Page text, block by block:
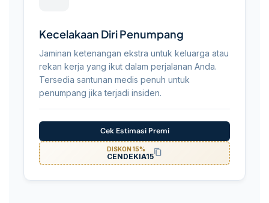
Kecelakaan Diri Penumpang
Jaminan ketenangan ekstra untuk keluarga atau
rekan kerja yang ikut dalam perjalanan Anda.
Tersedia santunan medis penuh untuk
penumpang jika terjadi insiden.
Cek Estimasi Premi
DISKON 15%
CENDEKIA15